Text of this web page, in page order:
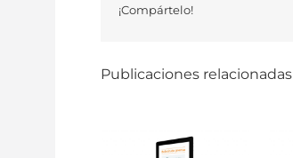
¡Compártelo!
Publicaciones relacionadas